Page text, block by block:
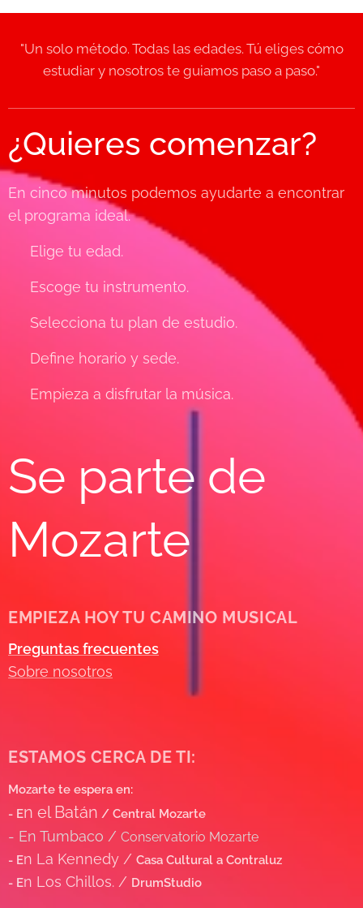
"Un solo método. Todas las edades. Tú eliges cómo
estudiar y nosotros te guiamos paso a paso."
¿Quieres comenzar?
En cinco minutos podemos ayudarte a encontrar
el programa ideal.
✔ Elige tu edad.
✔ Escoge tu instrumento.
✔ Selecciona tu plan de estudio.
✔ Define horario y sede.
✔ Empieza a disfrutar la música.
Se parte de
Mozarte
EMPIEZA HOY TU CAMINO MUSICAL
Preguntas frecuentes
Sobre nosotros
ESTAMOS CERCA DE TI:
Mozarte te espera en:
- En el Batán / Central Mozarte
- En Tumbaco / Conservatorio Mozarte
- En La Kennedy / Casa Cultural a Contraluz
- En Los Chillos. / DrumStudio